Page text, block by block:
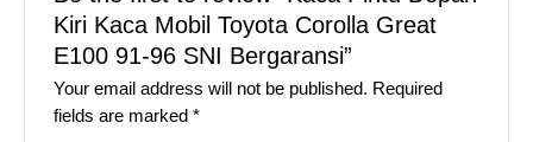
Kiri Kaca Mobil Toyota Corolla Great
E100 91-96 SNI Bergaransi”
Your email address will not be published. Required
fields are marked*